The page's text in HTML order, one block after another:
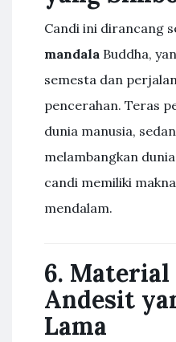
Candi ini dirancang
mandala Buddha,
semesta dan
pencerahan. Teras
dunia manusia,
melambangkan
candi memiliki
mendalam.
6. Material
Andesit
Lama